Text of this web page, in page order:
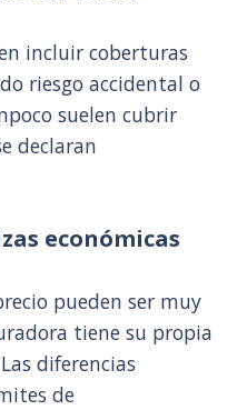
incluir coberturas
riesgo accidental o
suelen cubrir
declaran
económicas
pueden ser muy
tiene su propia
diferencias
de